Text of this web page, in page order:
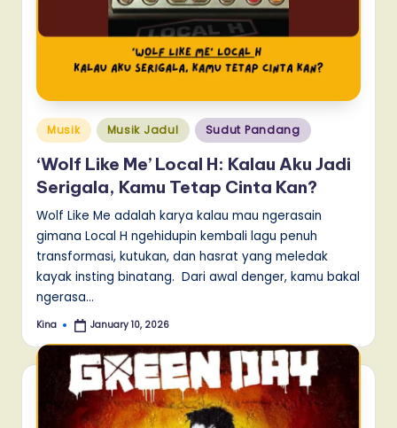
Posted
in
Musik Musik Jadul Sudut Pandang
‘Wolf Like Me’ Local H: Kalau Aku Jadi
Serigala, Kamu Tetap Cinta Kan?
Wolf Like Me adalah karya kalau mau ngerasain
gimana Local H ngehidupin kembali lagu penuh
transformasi, kutukan, dan hasrat yang meledak
kayak insting binatang. Dari awal denger, kamu bakal
ngerasa…
Posted
Kina January 10, 2026